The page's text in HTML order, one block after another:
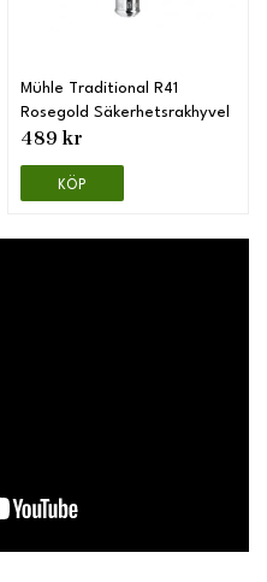
Mühle Traditional R41
Rosegold Säkerhetsrakhyvel
489 kr
KÖP